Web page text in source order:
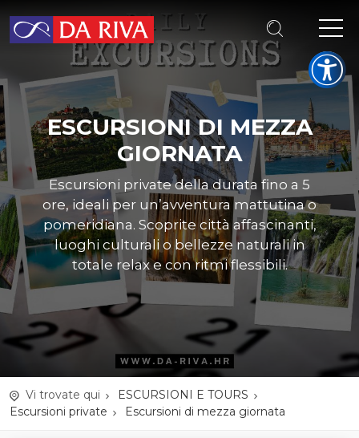
ESCURSIONI DI MEZZA
GIORNATA
Escursioni private della durata fino a 5
ore, ideali per un’avventura mattutina o
pomeridiana. Scoprite città affascinanti,
luoghi culturali o bellezze naturali in
totale relax e con ritmi flessibili.
Vi trovate qui
ESCURSIONI E TOURS
Escursioni private
Escursioni di mezza giornata